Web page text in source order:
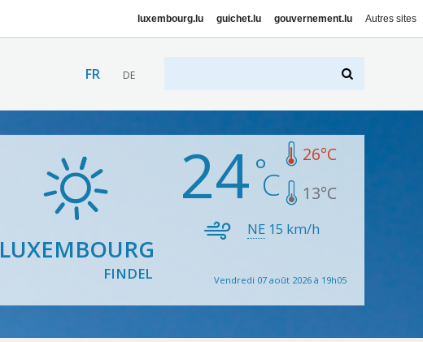
luxembourg.lu guichet.lu gouvernement.lu Autres sites
FR DE
LUXEMBOURG
FINDEL
24 26°C
13°C
NE 15 km/h
Vendredi 07 août 2026 à 19h05